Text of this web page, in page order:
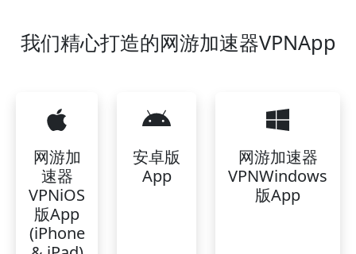
我们精心打造的网游加速器VPNApp
网游加
速器
VPNiOS
版App
(iPhone
安卓版
App
网游加速器
VPNWindows
版App